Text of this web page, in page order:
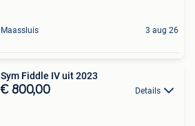
Maassluis 3 aug 26
Sym Fiddle IV uit 2023
€ 800,00 Details